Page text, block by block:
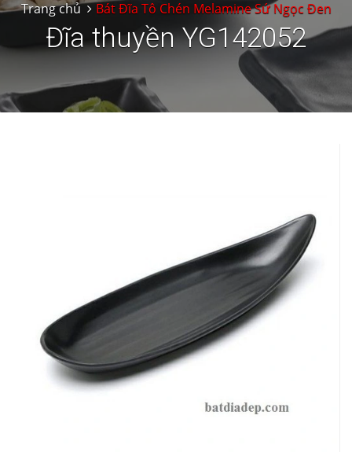
Trang chủ Bát Đĩa Tô Chén Melamine Sứ Ngọc Đen
Đĩa thuyền YG142052